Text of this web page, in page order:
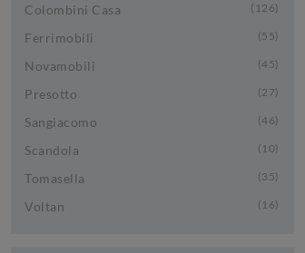
Colombini Casa 126
Ferrimobili 55
Novamobili 45
Presotto 27
Sangiacomo 46
Scandola 10
Tomasella 35
Voltan 16